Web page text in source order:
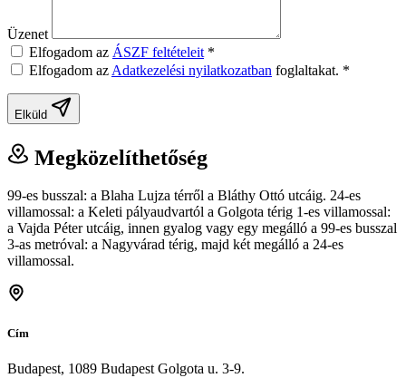
Üzenet
Elfogadom az ÁSZF feltételeit *
Elfogadom az Adatkezelési nyilatkozatban foglaltakat. *
Elküld
Megközelíthetőség
99-es busszal: a Blaha Lujza térről a Bláthy Ottó utcáig. 24-es
villamossal: a Keleti pályaudvartól a Golgota térig 1-es villamossal:
a Vajda Péter utcáig, innen gyalog vagy egy megálló a 99-es busszal
3-as metróval: a Nagyvárad térig, majd két megálló a 24-es
villamossal.
Cím
Budapest, 1089 Budapest Golgota u. 3-9.